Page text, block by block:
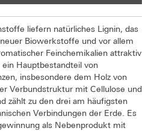
liefern natürliches Lignin, das
Biowerkstoffe und vor allem
Feinchemikalien attraktiv
Hauptbestandteil von
insbesondere dem Holz von
Verbundstruktur mit Cellulose und
zählt zu den drei am häufigsten
Verbindungen der Erde. Es
als Nebenprodukt mit